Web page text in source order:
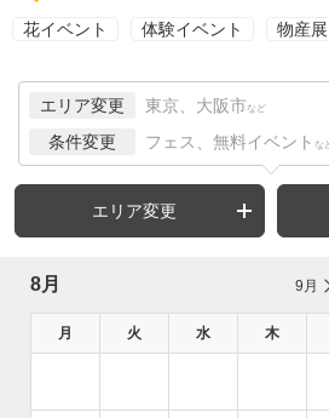
花イベント 体験イベント 物産
エリア変更 東京、大阪市 など
条件変更 フェス、無料イベント な
エリア変更
8月 9月
月 火 水 木